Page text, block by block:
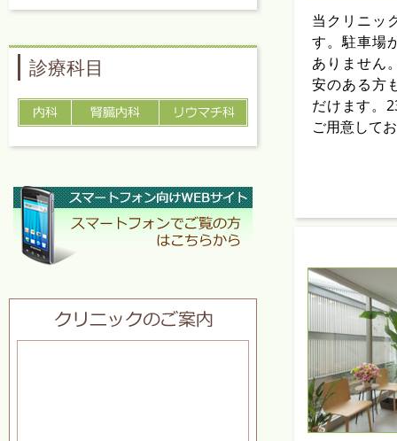
診療科目
当クリニッ
す。駐車場
ありません
安のある方
だけます。
ご用意して